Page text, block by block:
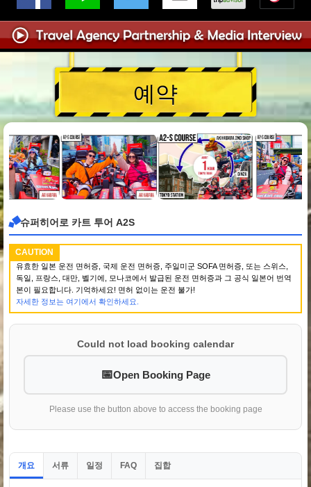
예약
슈퍼히어로 카트 투어 A2S
CAUTION
유효한 일본 운전 면허증, 국제 운전 면허증, 주일미군 SOFA 면허증, 또는 스위스,
독일, 프랑스, 대만, 벨기에, 모나코에서 발급된 운전 면허증과 그 공식 일본어 번역
본이 필요합니다. 기억하세요! 면허 없이는 운전 불가!
자세한 정보는 여기에서 확인하세요.
Could not load booking calendar
Open Booking Page
Please use the button above to access the booking page
개요 서류 일정 FAQ 집합